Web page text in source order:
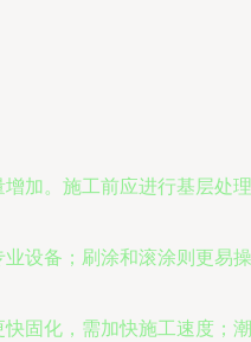
加。施工前应进行基层处
设备；刷涂和滚涂则更易
固化，需加快施工速度；